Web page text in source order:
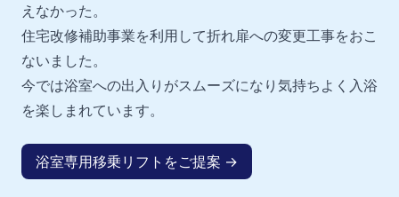
えなかった。
住宅改修補助事業を利用して折れ扉への変更工事をおこ
ないました。
今では浴室への出入りがスムーズになり気持ちよく入浴
を楽しまれています。
浴室専用移乗リフトをご提案 →